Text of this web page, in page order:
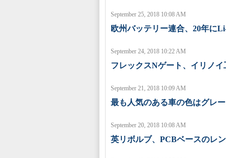
September 25, 2018 10:08 AM
欧州バッテリー連合、20年に
September 24, 2018 10:22 AM
フレックスNゲート、イリノ
September 21, 2018 10:09 AM
最も人気のある車の色はグレ
September 20, 2018 10:08 AM
英リボルブ、PCBベースのレ